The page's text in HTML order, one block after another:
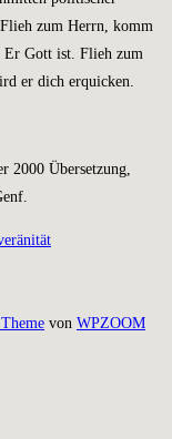
zum Herrn, komm
Er Gott ist. Flieh zum
er dich erquicken.
2000 Übersetzung,
von WPZOOM